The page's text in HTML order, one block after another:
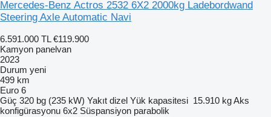
Mercedes-Benz Actros 2532 6X2 2000kg Ladebordwand
Steering Axle Automatic Navi
6.591.000 TL €119.900
Kamyon panelvan
2023
Durum yeni
499 km
Euro 6
Güç 320 bg (235 kW) Yakıt dizel Yük kapasitesi 15.910 kgAks
konfigürasyonu 6x2 Süspansiyon parabolik